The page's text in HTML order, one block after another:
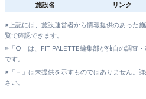
施設名
リンク
※上記には、施設運営者から情報提供のあった
覧で確認できます。
※「○」は、FIT PALETTE編集部が独自の調査
です。
※「－」は未提供を示すものではありません。
さい。